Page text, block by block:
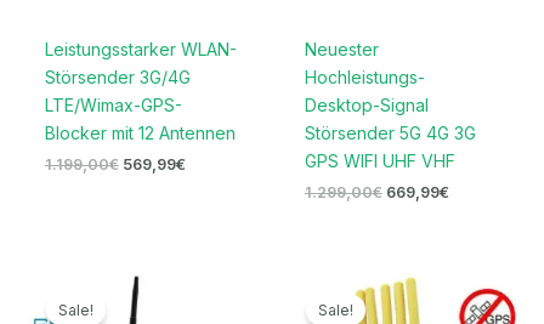
Leistungsstarker WLAN-
Störsender 3G/4G
LTE/Wimax-GPS-
Blocker mit 12 Antennen
1.199,00€ 569,99€
Neuester
Hochleistungs-
Desktop-Signal
Störsender 5G 4G 3G
GPS WIFI UHF VHF
1.299,00€ 669,99€
Sale!
Ursprünglicher
Preis
war:
Sale!
Ursprünglicher
Preis
war:
Preis